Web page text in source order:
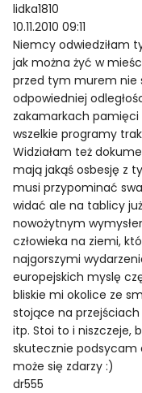
lidka1810
10.11.2010 09:11
Niemcy odwiedziłam
jak można żyć w
przed tym murem nie
odpowiedniej
zakamarkach pamięci
wszelkie programy
Widziałam też
mają jakąś osbesję z
musi przypominać
widać ale na tablicy
nowożytnym
człowieka na ziemi,
najgorszymi
europejskich myslę
bliskie mi okolice ze
stojące na przejściach
itp. Stoi to i niszczeje,
skutecznie podsycam
może się zdarzy :)
dr555